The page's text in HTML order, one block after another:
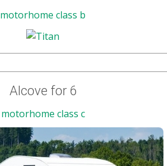
motorhome class b
Alcove for 6
motorhome class c